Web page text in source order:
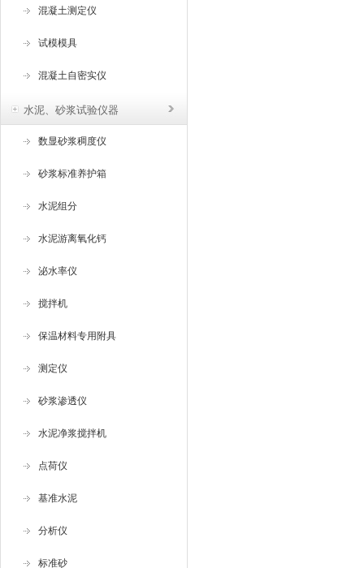
混凝土测定仪
试模模具
混凝土自密实仪
水泥、砂浆试验仪器
数显砂浆稠度仪
砂浆标准养护箱
水泥组分
水泥游离氧化钙
泌水率仪
搅拌机
保温材料专用附具
测定仪
砂浆渗透仪
水泥净浆搅拌机
点荷仪
基准水泥
分析仪
标准砂